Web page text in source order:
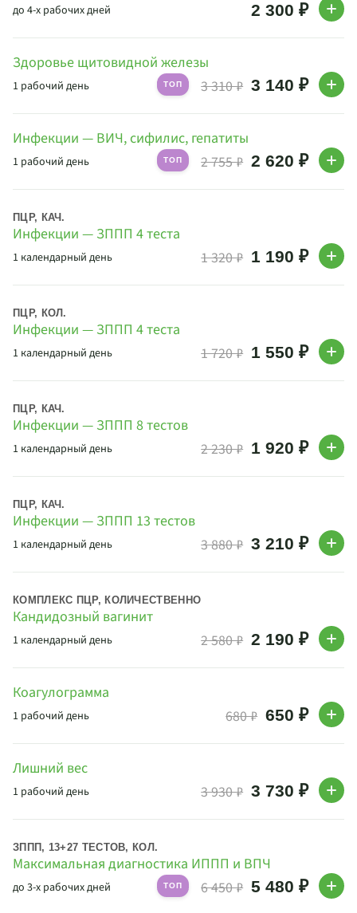
до 4-х рабочих дней 2 300 ₽
Здоровье щитовидной железы
1 рабочий день ТОП 3 310 ₽ 3 140 ₽
Инфекции — ВИЧ, сифилис, гепатиты
1 рабочий день ТОП 2 755 ₽ 2 620 ₽
Инфекции — ЗППП 4 теста
ПЦР, КАЧ.
1 календарный день 1 320 ₽ 1 190 ₽
Инфекции — ЗППП 4 теста
ПЦР, КОЛ.
1 календарный день 1 720 ₽ 1 550 ₽
Инфекции — ЗППП 8 тестов
ПЦР, КАЧ.
1 календарный день 2 230 ₽ 1 920 ₽
Инфекции — ЗППП 13 тестов
ПЦР, КАЧ.
1 календарный день 3 880 ₽ 3 210 ₽
Кандидозный вагинит
КОМПЛЕКС ПЦР, КОЛИЧЕСТВЕННО
1 календарный день 2 580 ₽ 2 190 ₽
Коагулограмма
1 рабочий день 680 ₽ 650 ₽
Лишний вес
1 рабочий день 3 930 ₽ 3 730 ₽
Максимальная диагностика ИППП и ВПЧ
ЗППП, 13+27 ТЕСТОВ, КОЛ.
до 3-х рабочих дней ТОП 6 450 ₽ 5 480 ₽